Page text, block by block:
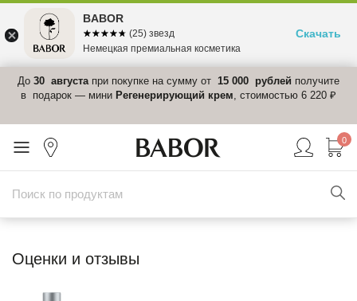
До 30 августапри покупке на сумму от 15 000 рублей получите
в подарок — мини Регенерирующий крем, стоимостью 6 220 ₽
0
Оценки и отзывы
BABOR
☆☆☆☆☆
★★★★★ (25) звезд
Немецкая премиальная косметика
Скачать